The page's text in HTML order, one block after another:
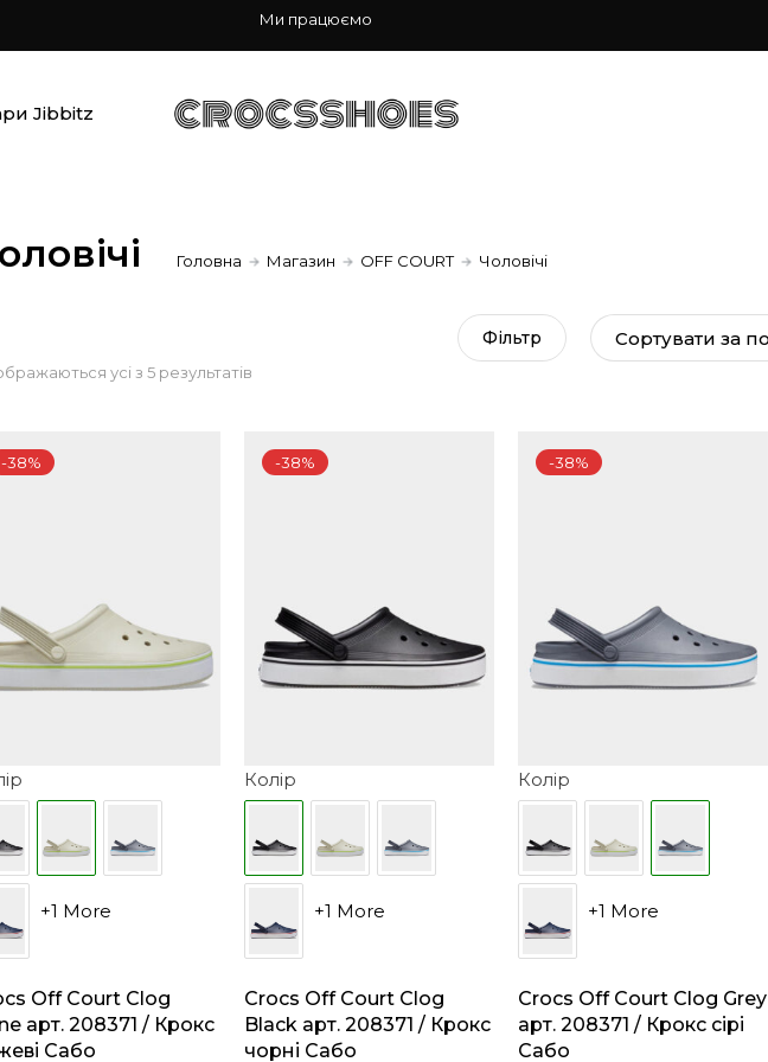
Ми працюємо
Jibbitz
Головна Магазин OFF COURT Чоловічі
Фiльтр
усі з 5 результатів
popularity
+1 More
-38%
Off Court Clog
арт. 208371 / Крокс
Сабо
Колір
+1 More
-38%
Crocs Off Court Clog
Black арт. 208371 / Крокс
чорні Сабо
Колір
+1 More
-38%
Crocs Off Court Clog Grey
арт. 208371 / Крокс сірі
Сабо